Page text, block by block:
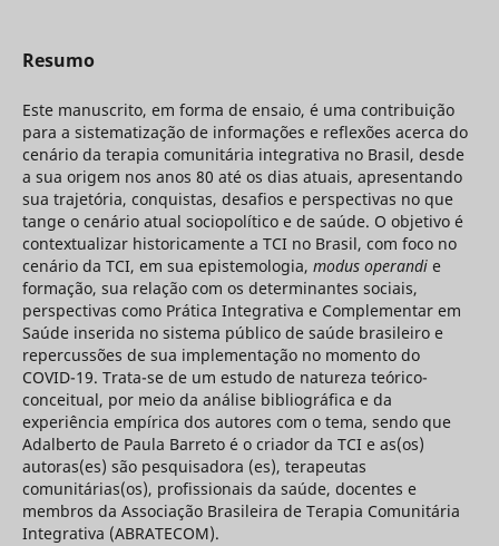
Resumo
Este manuscrito, em forma de ensaio, é uma contribuição
para a sistematização de informações e reflexões acerca do
cenário da terapia comunitária integrativa no Brasil, desde
a sua origem nos anos 80 até os dias atuais, apresentando
sua trajetória, conquistas, desafios e perspectivas no que
tange o cenário atual sociopolítico e de saúde. O objetivo é
contextualizar historicamente a TCI no Brasil, com foco no
cenário da TCI, em sua epistemologia, modus operandie
formação, sua relação com os determinantes sociais,
perspectivas como Prática Integrativa e Complementar em
Saúde inserida no sistema público de saúde brasileiro e
repercussões de sua implementação no momento do
COVID-19. Trata-se de um estudo de natureza teórico-
conceitual, por meio da análise bibliográfica e da
experiência empírica dos autores com o tema, sendo que
Adalberto de Paula Barreto é o criador da TCI e as(os)
autoras(es) são pesquisadora (es), terapeutas
comunitárias(os), profissionais da saúde, docentes e
membros da Associação Brasileira de Terapia Comunitária
Integrativa (ABRATECOM).